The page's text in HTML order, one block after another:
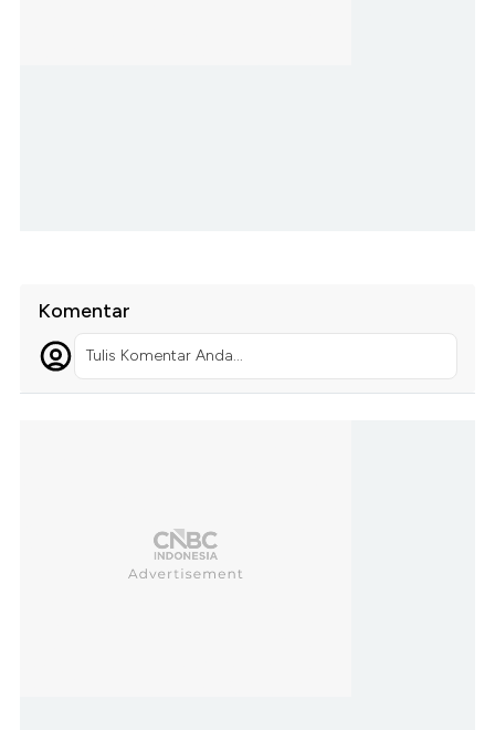
Komentar
Tulis Komentar Anda...